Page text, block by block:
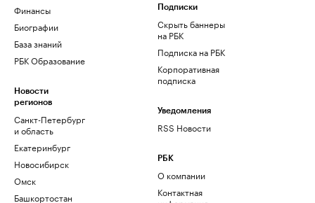
Финансы
Биографии
База знаний
РБК Образование
Новости
регионов
Санкт-Петербург
и область
Екатеринбург
Новосибирск
Омск
Башкортостан
Подписки
Скрыть баннеры
на РБК
Подписка на РБК
Корпоративная
подписка
Уведомления
RSS Новости
РБК
О компании
Контактная